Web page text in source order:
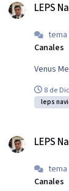
LEPS
tema
Canales
Venus
8 de
leps
LEPS
Canales